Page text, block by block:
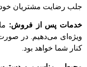
جلب رضایت مشتریان خود
خدمات پس از فروش:
ویژه‌ای می‌دهیم. در
کنار شما خواهد بود.